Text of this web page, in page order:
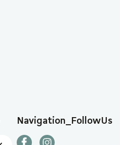
Navigation_FollowUs